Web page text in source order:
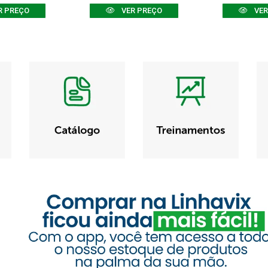
PREÇO VER PREÇO